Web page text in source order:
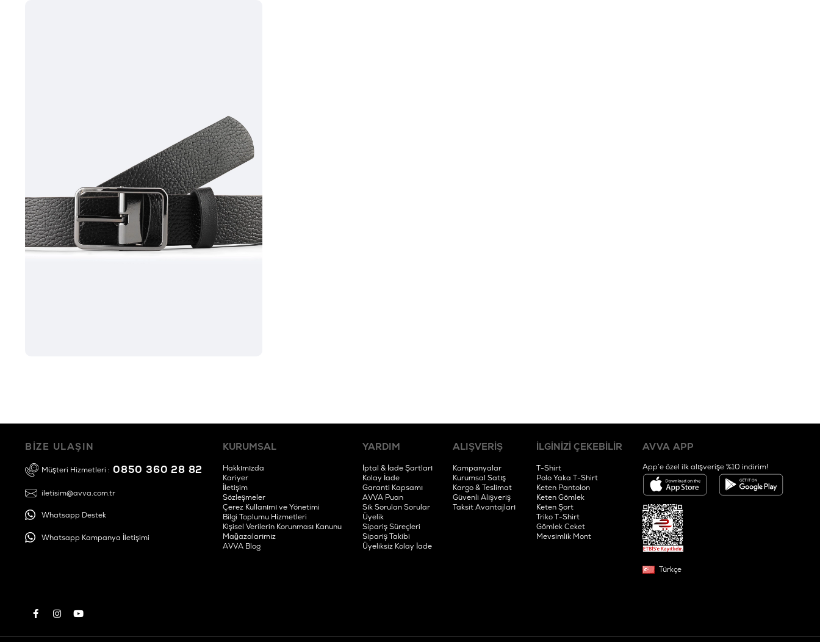
BİZE ULAŞIN
Müşteri Hizmetleri : 0850 360 28 82
iletisim@avva.com.tr
Whatsapp Destek
Whatsapp Kampanya İletişimi
KURUMSAL
Hakkımızda
Kariyer
İletişim
Sözleşmeler
Çerez Kullanımı ve Yönetimi
Bilgi Toplumu Hizmetleri
Kişisel Verilerin Korunması Kanunu
Mağazalarımız
AVVA Blog
YARDIM
İptal & İade Şartları
Kolay İade
Garanti Kapsamı
AVVA Puan
Sık Sorulan Sorular
Üyelik
Sipariş Süreçleri
Sipariş Takibi
Üyeliksiz Kolay İade
ALIŞVERİŞ
Kampanyalar
Kurumsal Satış
Kargo & Teslimat
Güvenli Alışveriş
Taksit Avantajları
İLGİNİZİ ÇEKEBİLİR
T-Shirt
Polo Yaka T-Shirt
Keten Pantolon
Keten Gömlek
Keten Şort
Triko T-Shirt
Gömlek Ceket
Mevsimlik Mont
AVVA APP
App’e özel ilk alışverişe %10 indirim!
Türkçe